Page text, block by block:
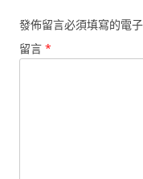
發佈留言必須填寫的電
留言 *